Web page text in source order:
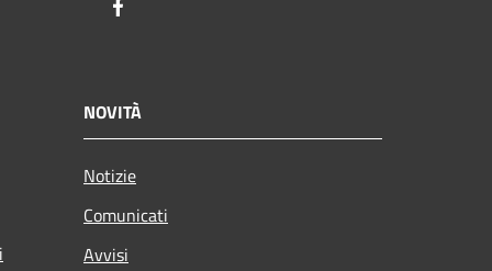
NOVITÀ
Notizie
Comunicati
Avvisi